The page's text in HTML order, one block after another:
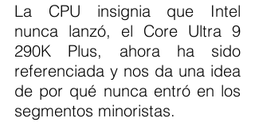
La CPU insignia que Intel
nunca lanzó, el Core Ultra 9
290K Plus, ahora ha sido
referenciada y nos da una idea
de por qué nunca entró en los
segmentos minoristas.